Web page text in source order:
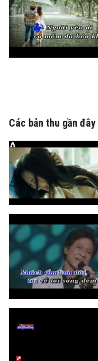
Các bản thu gần đây